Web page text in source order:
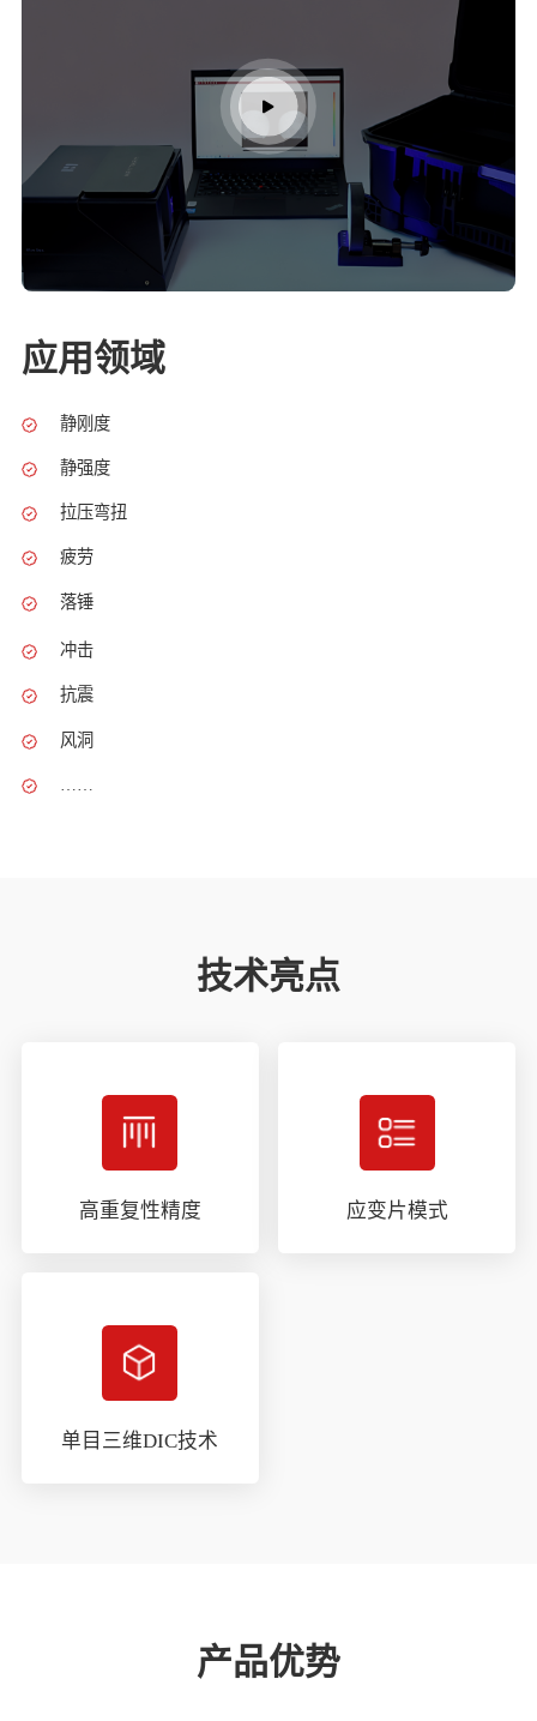
应用领域
静刚度
静强度
拉压弯扭
疲劳
落锤
冲击
抗震
风洞
技术亮点
高重复性精度 应变片模式
单目三维DIC技术
产品优势